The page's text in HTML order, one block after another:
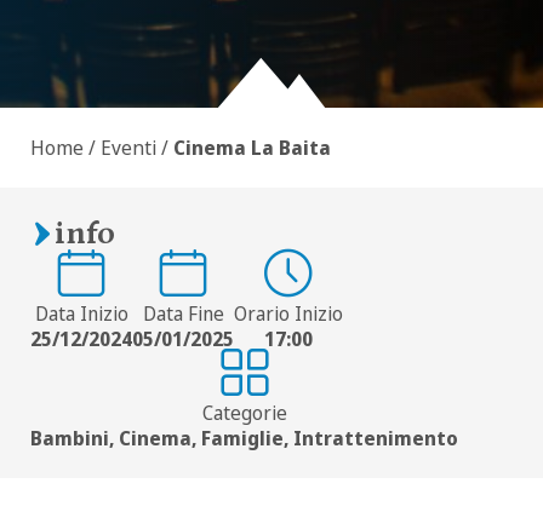
Home / Eventi/ Cinema La Baita
info
Data Inizio
25/12/2024
Data Fine
05/01/2025
Orario Inizio
17:00
Categorie
Bambini, Cinema, Famiglie, Intrattenimento